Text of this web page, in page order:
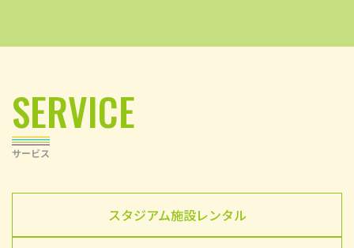
SERVICE
サービス
スタジアム施設レンタル